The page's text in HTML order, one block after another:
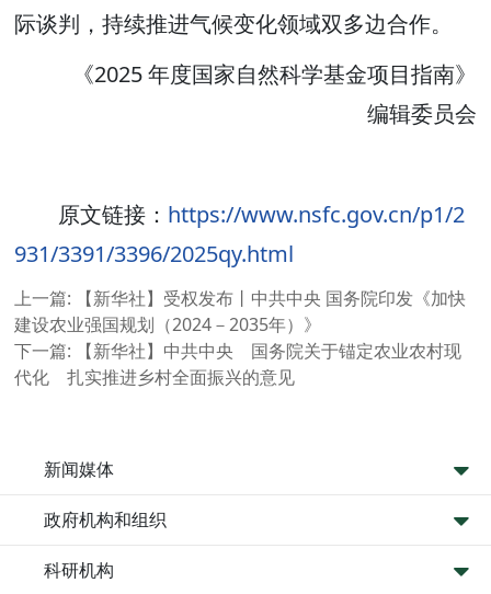
际谈判，持续推进气候变化领域双多边合作。
《2025 年度国家自然科学基金项目指南》
编辑委员会
原文链接： https://www.nsfc.gov.cn/p1/2
931/3391/3396/2025qy.html
上一篇:
【新华社】受权发布丨中共中央 国务院印发《加快
建设农业强国规划（2024－2035年）》
下一篇:
【新华社】中共中央 国务院关于锚定农业农村现
代化 扎实推进乡村全面振兴的意见
新闻媒体
政府机构和组织
科研机构